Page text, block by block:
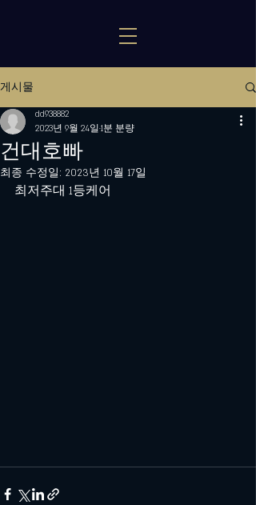
게시물
건대호빠
dd938882
2023년 9월 24일 1분 분량
최종 수정일: 2023년 10월 17일
최저주대 1등케어